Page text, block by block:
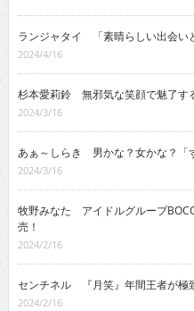
ランジャタイ 「素晴らしい出会い
2024/4/16
杉本愛莉鈴 無邪気な笑顔で魅了す
2024/3/16
あぁ～しらき 男かな？女かな？「
2024/3/16
牧野みなた アイドルグループ
売！
2024/2/16
センチネル 『月笑』年間王者が極
2024/2/16